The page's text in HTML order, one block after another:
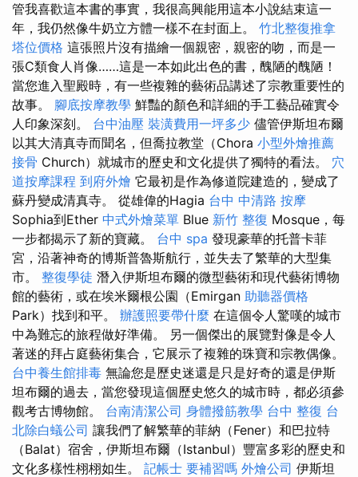
管我喜歡這本書的事實，我很高興能用這本小說結束這一
年，我仍然像牛奶立方體一樣不在封面上。 竹北整復推拿
塔位價格 這張照片沒有描繪一個親密，親密的吻，而是一
張C類食人肖像……這是一本如此出色的書，醜陋的醜陋！
當您進入聖殿時，有一些複雜的藝術品講述了宗教重要性的
故事。 腳底按摩教學 鮮豔的顏色和詳細的手工藝品確實令
人印象深刻。 台中油壓 裝潢費用一坪多少 儘管伊斯坦布爾
以其大清真寺而聞名，但喬拉教堂（Chora 小型外燴推薦
接骨 Church）就城市的歷史和文化提供了獨特的看法。 穴
道按摩課程 到府外燴 它最初是作為修道院建造的，變成了
蘇丹變成清真寺。 從雄偉的Hagia 台中 中清路 按摩
Sophia到Ether 中式外燴菜單 Blue 新竹 整復 Mosque，每
一步都揭示了新的寶藏。 台中 spa 發現豪華的托普卡菲
宮，沿著神奇的博斯普魯斯航行，並失去了繁華的大型集
市。 整復學徒 潛入伊斯坦布爾的微型藝術和現代藝術博物
館的藝術，或在埃米爾根公園（Emirgan 助聽器價格
Park）找到和平。 辦護照要帶什麼 在這個令人驚嘆的城市
中為難忘的旅程做好準備。 另一個傑出的展覽對像是令人
著迷的拜占庭藝術集合，它展示了複雜的珠寶和宗教偶像。
台中養生館排毒 無論您是歷史迷還是只是好奇的還是伊斯
坦布爾的過去，當您發現這個歷史悠久的城市時，都必須參
觀考古博物館。 台南清潔公司 身體撥筋教學 台中 整復 台
北除白蟻公司 讓我們了解繁華的菲納（Fener）和巴拉特
（Balat）宿舍，伊斯坦布爾（Istanbul）豐富多彩的歷史和
文化多樣性栩栩如生。 記帳士 要補習嗎 外燴公司 伊斯坦